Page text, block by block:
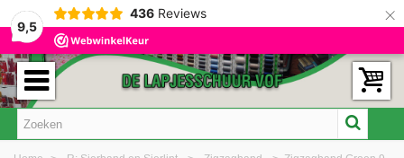
9,5
436 Reviews ×